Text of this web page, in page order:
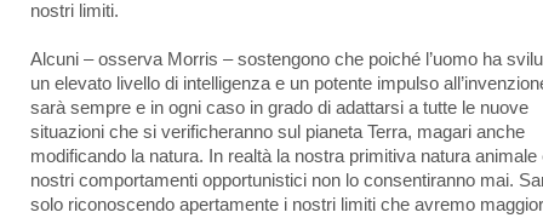
nostri limiti.
Alcuni – osserva Morris – sostengono che poiché l’uomo ha
un elevato livello di intelligenza e un potente impulso
sarà sempre e in ogni caso in grado di adattarsi a tutte le nuove
situazioni che si verificheranno sul pianeta Terra, magari anche
modificando la natura. In realtà la nostra primitiva natura animale
nostri comportamenti opportunistici non lo consentiranno mai.
solo riconoscendo apertamente i nostri limiti che avremo